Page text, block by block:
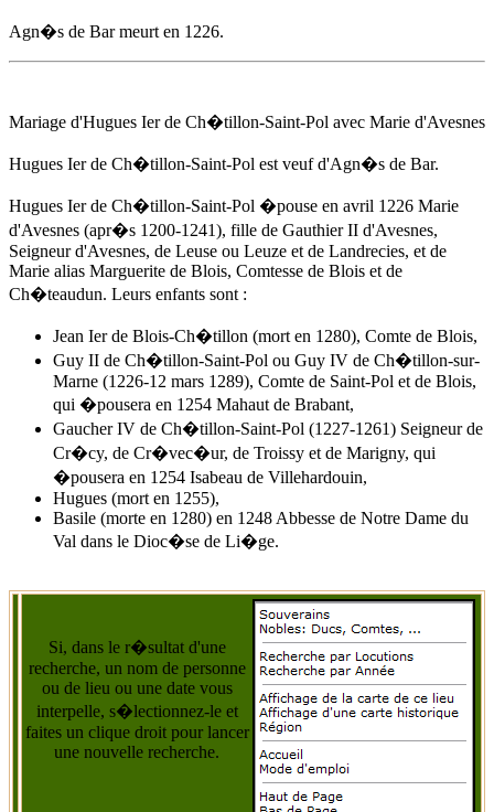
Agn�s de Barmeurt en 1226.
Mariage d'Hugues Ier de Ch�tillon-Saint-Pol avec Marie d'Avesnes
Hugues Ier de Ch�tillon-Saint-Pol est veuf d'Agn�s de Bar.
Hugues Ier de Ch�tillon-Saint-Pol �pouse en avril 1226 Marie
d'Avesnes (apr�s 1200-1241), fille de Gauthier II d'Avesnes,
Seigneur d'Avesnes, de Leuse ou Leuze et de Landrecies, et de
Marie alias Marguerite de Blois, Comtesse de Blois et de
Ch�teaudun. Leurs enfants sont :
Jean Ier de Blois-Ch�tillon (mort en 1280), Comte de Blois,
Guy II de Ch�tillon-Saint-Pol ou Guy IV de Ch�tillon-sur-
Marne (1226-12 mars 1289), Comte de Saint-Pol et de Blois,
qui �pousera en 1254 Mahaut de Brabant,
Gaucher IV de Ch�tillon-Saint-Pol (1227-1261) Seigneur de
Cr�cy, de Cr�vec�ur, de Troissy et de Marigny, qui
�pousera en 1254 Isabeau de Villehardouin,
Hugues (mort en 1255),
Basile (morte en 1280) en 1248 Abbesse de Notre Dame du
Val dans le Dioc�se de Li�ge.
Si, dans le r�sultat d'une
recherche, un nom de personne
ou de lieu ou une date vous
interpelle, s�lectionnez-le et
faites un clique droit pour lancer
une nouvelle recherche.